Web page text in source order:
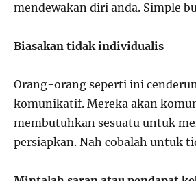
mendewakan diri anda. Simple
Biasakan tidak individualis
Orang-orang seperti ini
komunikatif. Mereka akan
membutuhkan sesuatu untuk
persiapkan. Nah cobalah untuk